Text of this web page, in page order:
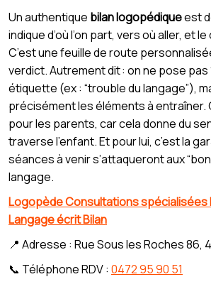
Un authentique bilan logopédiqueest
indique d’où l’on part, vers où aller, et
C’est une feuille de route
verdict. Autrement dit : on ne pose pas
étiquette (ex : “trouble du langage”),
précisément les éléments à entraîner.
pour les parents, car cela donne du
traverse l’enfant. Et pour lui, c’est la
séances à venir s’attaqueront aux
langage.
Logopède Consultations spécialisées
Langage écrit Bilan
📍 Adresse : Rue Sous les Roches 86,
📞 Téléphone RDV : 0472 95 90 51